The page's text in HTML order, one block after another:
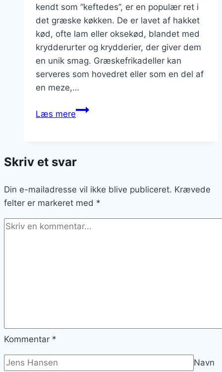
kendt som “keftedes”, er en populær ret i
det græske køkken. De er lavet af hakket
kød, ofte lam eller oksekød, blandet med
krydderurter og krydderier, der giver dem
en unik smag. Græskefrikadeller kan
serveres som hovedret eller som en del af
en meze,…
Læs mereGræskefrikadeller
citron
Skriv et svar
Din e-mailadresse vil ikke blive publiceret. Krævede
felter er markeret med *
Kommentar *
Navn